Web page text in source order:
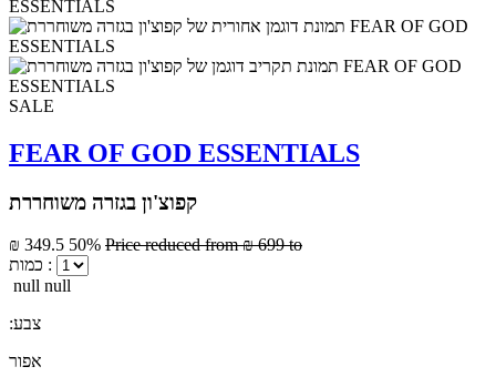
SALE
FEAR OF GOD ESSENTIALS
קפוצ'ון בגזרה משוחררת
₪ 349.5 50% Price reduced from₪ 699 to
כמות :
null null
:צבע
אפור